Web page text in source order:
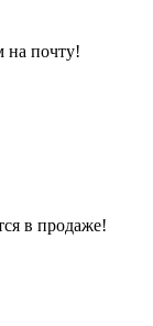
на почту!
в продаже!